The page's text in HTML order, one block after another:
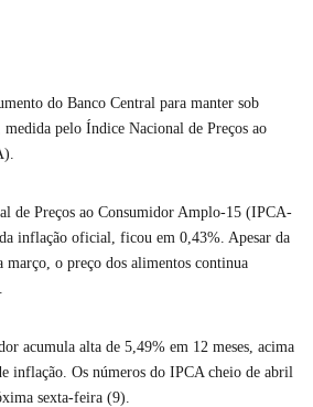
do Banco Central para manter sob
pelo Índice Nacional de Preços ao
de Preços ao Consumidor Amplo-15 (IPCA-
inflação oficial, ficou em 0,43%. Apesar da
março, o preço dos alimentos continua
acumula alta de 5,49% em 12 meses, acima
inflação. Os números do IPCA cheio de abril
sexta-feira (9).